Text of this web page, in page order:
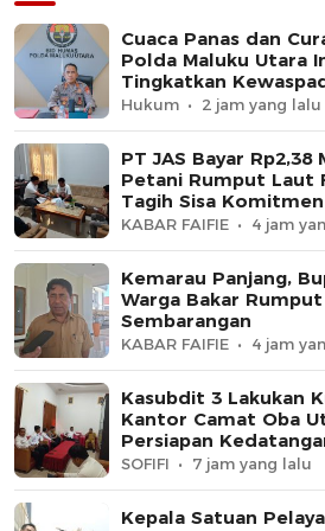
Cuaca Panas dan
Polda Maluku Utara
Tingkatkan
Ancaman Kebakaran
Hukum 2 jam yang lalu
PT JAS Bayar Rp2,38
Petani Rumput Laut
Tagih Sisa Komitmen
KABAR FAIFIE 4 jam
Kemarau Panjang,
Warga Bakar
Sembarangan
KABAR FAIFIE 4 jam
Kasubdit 3 Lakukan
Kantor Camat Oba
Persiapan
SOFIFI 7 jam yang lalu
Kepala Satuan